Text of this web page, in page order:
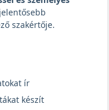
szakértője.
ír
készít